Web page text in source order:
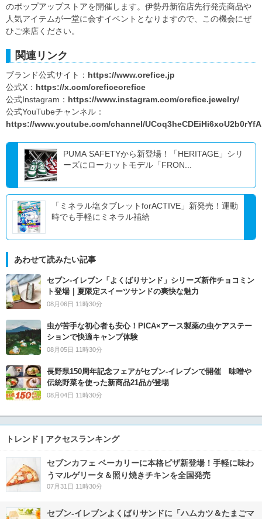
のポップアップストアを開催します。伊勢丹新宿店先行発売商品や
人気アイテムが一堂に会すイベントとなりますので、この機会にぜ
ひご来店ください。
関連リンク
ブランド公式サイト： https://www.orefice.jp
公式X： https://x.com/oreficeorefice
公式Instagram： https://www.instagram.com/orefice.jewelry/
公式YouTubeチャンネル：
https://www.youtube.com/channel/UCoq3heCDEiHi6xoU2b0rYfA
PUMA SAFETYから新登場！「HERITAGE」シリ
ーズにローカットモデル「FRON...
「ミネラル塩タブレットforACTIVE」新発売！運動
時でも手軽にミネラル補給
あわせて読みたい記事
セブン‐イレブン「よくばりサンド」シリーズ新作チョコミン
ト登場｜夏限定スイーツサンドの爽快な魅力
08月06日 11時30分
虫が苦手な初心者も安心！PICA×アース製薬の虫ケアステー
ションで快適キャンプ体験
08月05日 11時30分
長野県150周年記念フェアがセブン-イレブンで開催 味噌や
伝統野菜を使った新商品21品が登場
08月04日 11時30分
トレンド | アクセスランキング
セブンカフェ ベーカリーに本格ピザ新登場！手軽に味わ
うマルゲリータ＆照り焼きチキンを全国発売
07月31日 11時30分
セブン‐イレブンよくばりサンドに「ハムカツ＆たまごマ